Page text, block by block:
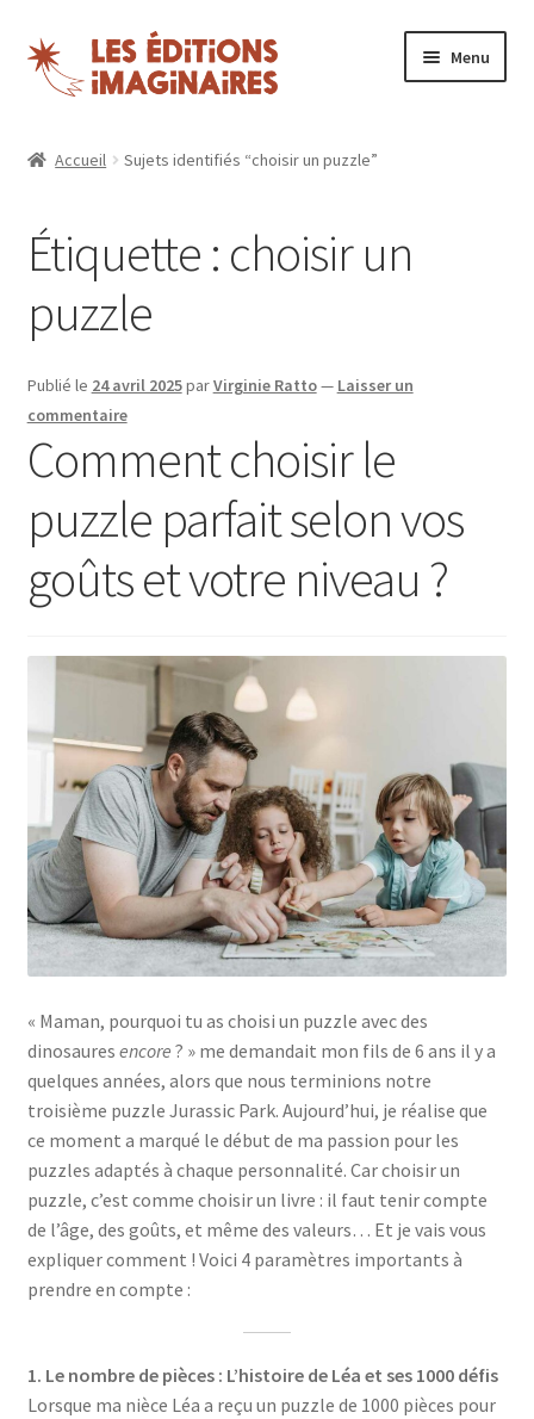
Aller
à
Aller
au
contenu
Menu
Blog
Nos magazines
Espace revendeurs
Mon compte
Accueil Sujets identifiés “choisir un puzzle”
Étiquette : choisir un
puzzle
Publié le 24 avril 2025parVirginie Ratto— Laisser un
commentaire
Comment choisir le
puzzle parfait selon vos
goûts et votre niveau ?
« Maman, pourquoi tu as choisi un puzzle avec des
dinosaures encore ? » me demandait mon fils de 6 ans il y a
quelques années, alors que nous terminions notre
troisième puzzle Jurassic Park. Aujourd’hui, je réalise que
ce moment a marqué le début de ma passion pour les
puzzles adaptés à chaque personnalité. Car choisir un
puzzle, c’est comme choisir un livre : il faut tenir compte
de l’âge, des goûts, et même des valeurs… Et je vais vous
expliquer comment ! Voici 4 paramètres importants à
prendre en compte :
1. Le nombre de pièces : L’histoire de Léa et ses 1000 défis
Lorsque ma nièce Léa a reçu un puzzle de 1000 pièces pour